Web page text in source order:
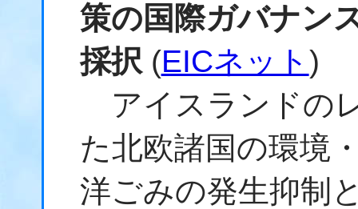
策の国際ガバナン
採択(EICネット )
アイスランドの
た北欧諸国の環境
洋ごみの発生抑制